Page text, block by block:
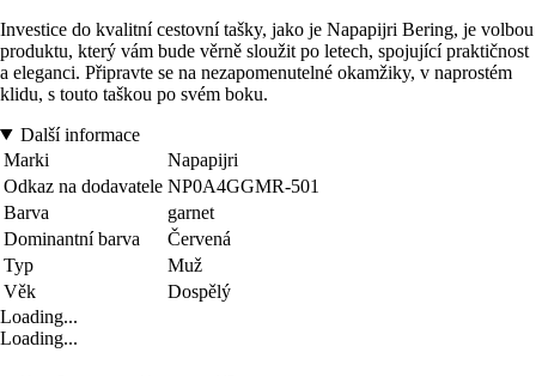
Investice do kvalitní cestovní tašky, jako je Napapijri Bering, je volbou
produktu, který vám bude věrně sloužit po letech, spojující praktičnost
a eleganci. Připravte se na nezapomenutelné okamžiky, v naprostém
klidu, s touto taškou po svém boku.
Další informace
Marki
Napapijri
Odkaz na dodavatele NP0A4GGMR-501
Barva
garnet
Dominantní barva
Červená
Typ
Muž
Věk
Dospělý
Loading...
Loading...